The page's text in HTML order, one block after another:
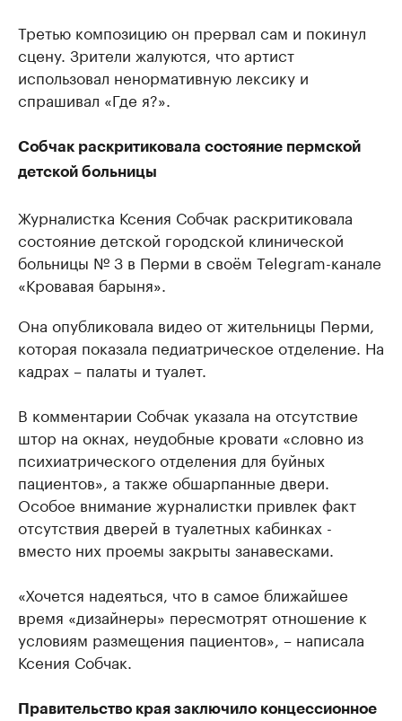
Третью композицию он прервал сам и покинул
сцену. Зрители жалуются, что артист
использовал ненормативную лексику и
спрашивал «Где я?».
Собчак раскритиковала состояние пермской
детской больницы
Журналистка Ксения Собчак раскритиковала
состояние детской городской клинической
больницы № 3 в Перми в своём Telegram-канале
«Кровавая барыня».
Она опубликовала видео от жительницы Перми,
которая показала педиатрическое отделение. На
кадрах – палаты и туалет.
В комментарии Собчак указала на отсутствие
штор на окнах, неудобные кровати «словно из
психиатрического отделения для буйных
пациентов», а также обшарпанные двери.
Особое внимание журналистки привлек факт
отсутствия дверей в туалетных кабинках -
вместо них проемы закрыты занавесками.
«Хочется надеяться, что в самое ближайшее
время «дизайнеры» пересмотрят отношение к
условиям размещения пациентов», – написала
Ксения Собчак.
Правительство края заключило концессионное